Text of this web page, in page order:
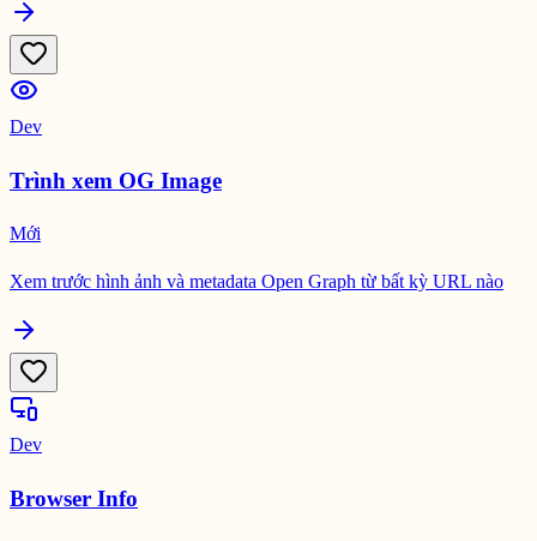
Dev
Trình xem OG Image
Mới
Xem trước hình ảnh và metadata Open Graph từ bất kỳ URL nào
Dev
Browser Info